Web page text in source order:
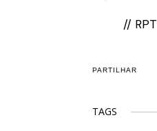
// RPT
PARTILHAR
TAGS